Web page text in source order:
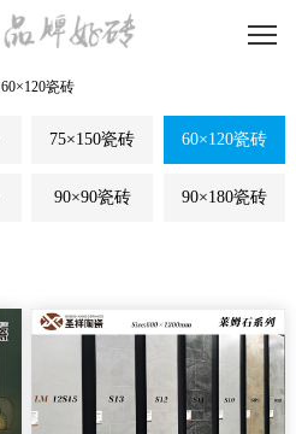
60×120瓷砖
75×150瓷砖 60×120瓷砖
90×90瓷砖 90×180瓷砖